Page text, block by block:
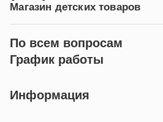
Магазин детских товаров
По всем вопросам
График работы
Информация